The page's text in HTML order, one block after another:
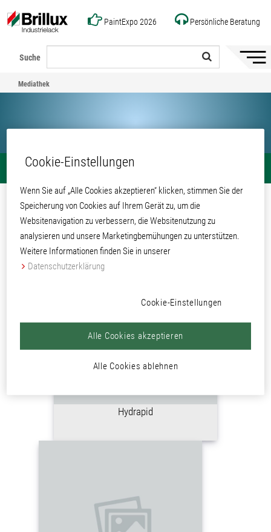
PaintExpo 2026 Persönliche Beratung
Suche
Mediathek
Mediathek
Nasslacke wasserverdünnbar
Mediathek Produkte und Systeme Nasslacke
Hydrapid
Cookie-Einstellungen
Wenn Sie auf „Alle Cookies akzeptieren“ klicken, stimmen Sie der
Speicherung von Cookies auf Ihrem Gerät zu, um die
Websitenavigation zu verbessern, die Websitenutzung zu
analysieren und unsere Marketingbemühungen zu unterstützen.
Weitere Informationen finden Sie in unserer
Datenschutzerklärung
Cookie-Einstellungen
Alle Cookies ablehnen
Alle Cookies akzeptieren